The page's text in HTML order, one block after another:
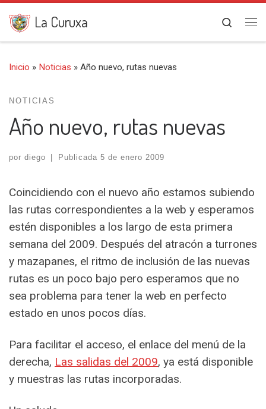
Saltar al contenido
La Curuxa
Search
Inicio » Noticias » Año nuevo, rutas nuevas
NOTICIAS
Año nuevo, rutas nuevas
por diego Publicada 5 de enero 2009
Coincidiendo con el nuevo año estamos subiendo
las rutas correspondientes a la web y esperamos
estén disponibles a los largo de esta primera
semana del 2009. Después del atracón a turrones
y mazapanes, el ritmo de inclusión de las nuevas
rutas es un poco bajo pero esperamos que no
sea problema para tener la web en perfecto
estado en unos pocos días.
Para facilitar el acceso, el enlace del menú de la
derecha, Las salidas del 2009, ya está disponible
y muestras las rutas incorporadas.